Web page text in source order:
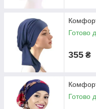
Готово
355 ₴
Готово